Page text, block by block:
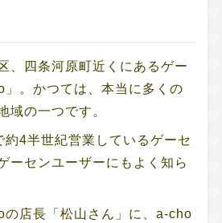
、四条河原町近くにあるゲー
」。かつては、本当に多くの
域の一つです。
4半世紀営業しているゲーセ
ーセンユーザーにもよく知ら
店長「松山さん」に、a-cho